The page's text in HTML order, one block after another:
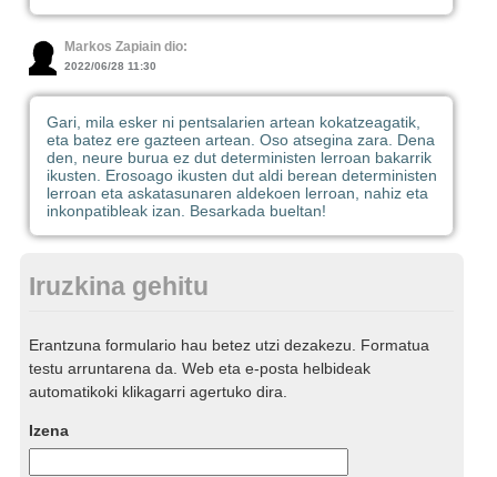
Markos Zapiain dio:
2022/06/28 11:30
Gari, mila esker ni pentsalarien artean kokatzeagatik,
eta batez ere gazteen artean. Oso atsegina zara. Dena
den, neure burua ez dut deterministen lerroan bakarrik
ikusten. Erosoago ikusten dut aldi berean deterministen
lerroan eta askatasunaren aldekoen lerroan, nahiz eta
inkonpatibleak izan. Besarkada bueltan!
Iruzkina gehitu
Erantzuna formulario hau betez utzi dezakezu. Formatua
testu arruntarena da. Web eta e-posta helbideak
automatikoki klikagarri agertuko dira.
Izena